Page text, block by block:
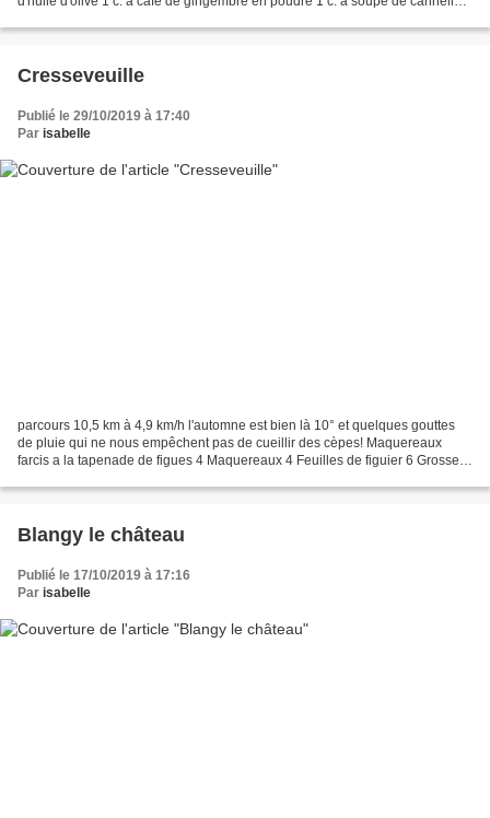
Cresseveuille
Publié le 29/10/2019 à 17:40
Par isabelle
parcours 10,5 km à 4,9 km/h l'automne est bien là 10° et quelques gouttes
de pluie qui ne nous empêchent pas de cueillir des cèpes! Maquereaux
farcis a la tapenade de figues 4 Maquereaux 4 Feuilles de figuier 6 Grosses
Blangy le château
Publié le 17/10/2019 à 17:16
Par isabelle